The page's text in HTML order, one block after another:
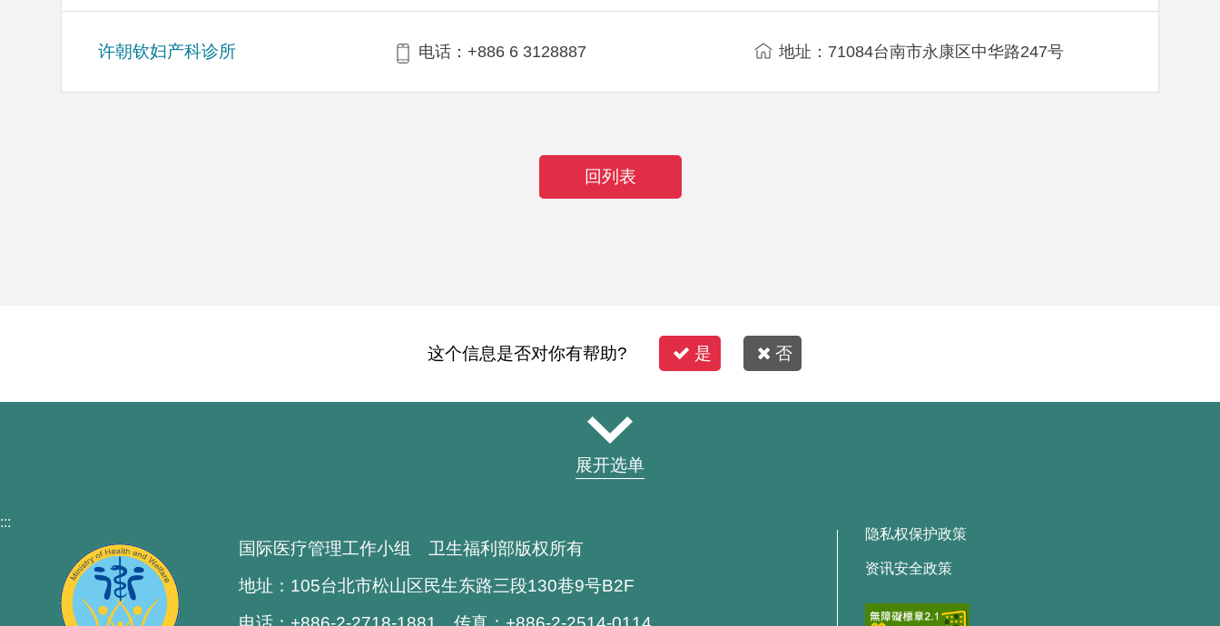
许朝钦妇产科诊所 电话：+886 6 3128887 地址：71084台南市永康区中华路247号
回列表
这个信息是否对你有帮助? 是 否
展开选单
:::
国际医疗管理工作小组 卫生福利部版权所有
地址：105台北市松山区民生东路三段130巷9号B2F
隐私权保护政策
资讯安全政策